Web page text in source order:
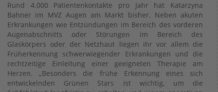
Rund 4.000 Patientenkontakte pro Jahr hat Katarzyna
Bahner im MVZ Augen am Markt bisher. Neben akuten
Erkrankungen wie Entzündungen im Bereich des vorderen
Augenabschnitts oder Störungen im Bereich des
Glaskörpers oder der Netzhaut liegen ihr vor allem die
Früherkennung schwerwiegender Erkrankungen und die
rechtzeitige Einleitung einer geeigneten Therapie am
Herzen. „Besonders die frühe Erkennung eines sich
entwickelnden Grünen Stars ist wichtig, um die